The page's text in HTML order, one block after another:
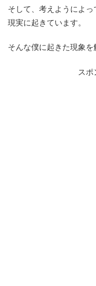
そして、考えようによ
現実に起きています。
そんな僕に起きた現象を
スポ